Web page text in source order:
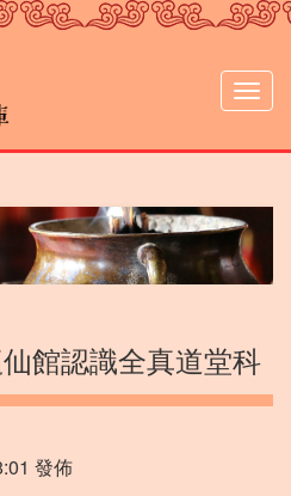
館認識全真道堂科
發佈